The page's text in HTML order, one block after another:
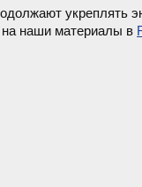
укреплять
наши материалы в